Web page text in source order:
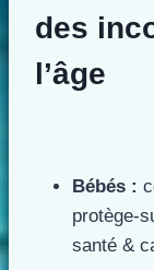
des
l’âge
Bébés :
protège-
santé &